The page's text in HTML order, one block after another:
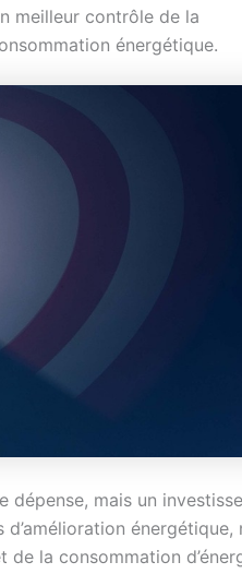
meilleur contrôle de la
énergétique.
dépense, mais un
énergétique,
la consommation